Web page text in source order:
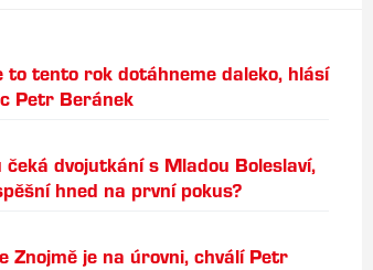
to tento rok dotáhneme daleko, hlásí
Petr Beránek
dvojutkání s Mladou Boleslaví,
hned na první pokus?
Znojmě je na úrovni, chválí Petr